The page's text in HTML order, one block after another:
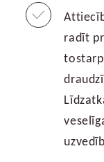
radīt